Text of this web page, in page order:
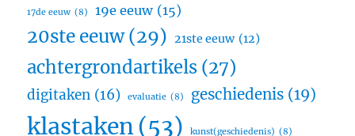
17de eeuw (8) 19e eeuw (15)
20ste eeuw(29) 21ste eeuw (12)
achtergrondartikels (27)
digitaken (16) evaluatie (8) geschiedenis (19)
klastaken(53) kunst(geschiedenis) (8)